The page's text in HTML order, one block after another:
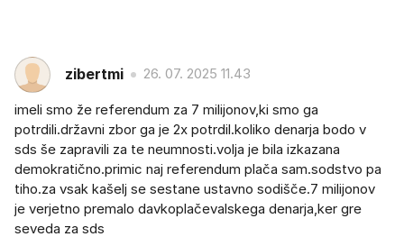
zibertmi 26. 07. 2025 11.43
imeli smo že referendum za 7 milijonov,ki smo ga
potrdili.državni zbor ga je 2x potrdil.koliko denarja bodo v
sds še zapravili za te neumnosti.volja je bila izkazana
demokratično.primic naj referendum plača sam.sodstvo pa
tiho.za vsak kašelj se sestane ustavno sodišče.7 milijonov
je verjetno premalo davkoplačevalskega denarja,ker gre
seveda za sds